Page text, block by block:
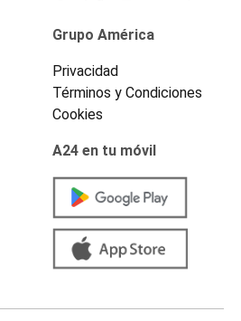
Grupo América
Privacidad
Términos y Condiciones
Cookies
A24 en tu móvil